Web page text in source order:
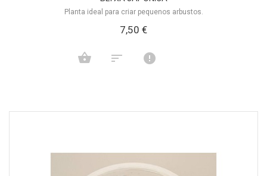
Planta ideal para criar pequenos arbustos.
7,50 €